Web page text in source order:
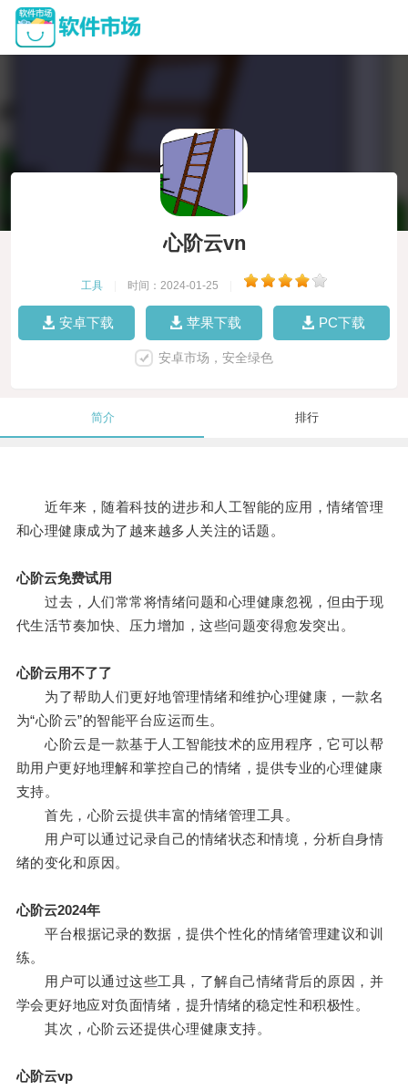
心阶云vn
工具 时间：2024-01-25
安卓下载 苹果下载 PC下载
安卓市场，安全绿色
简介 排行
近年来，随着科技的进步和人工智能的应用，情绪管理
和心理健康成为了越来越多人关注的话题。
心阶云免费试用
过去，人们常常将情绪问题和心理健康忽视，但由于现
代生活节奏加快、压力增加，这些问题变得愈发突出。
心阶云用不了了
为了帮助人们更好地管理情绪和维护心理健康，一款名
为“心阶云”的智能平台应运而生。
心阶云是一款基于人工智能技术的应用程序，它可以帮
助用户更好地理解和掌控自己的情绪，提供专业的心理健康
支持。
首先，心阶云提供丰富的情绪管理工具。
用户可以通过记录自己的情绪状态和情境，分析自身情
绪的变化和原因。
心阶云2024年
平台根据记录的数据，提供个性化的情绪管理建议和训
练。
用户可以通过这些工具，了解自己情绪背后的原因，并
学会更好地应对负面情绪，提升情绪的稳定性和积极性。
其次，心阶云还提供心理健康支持。
心阶云vp